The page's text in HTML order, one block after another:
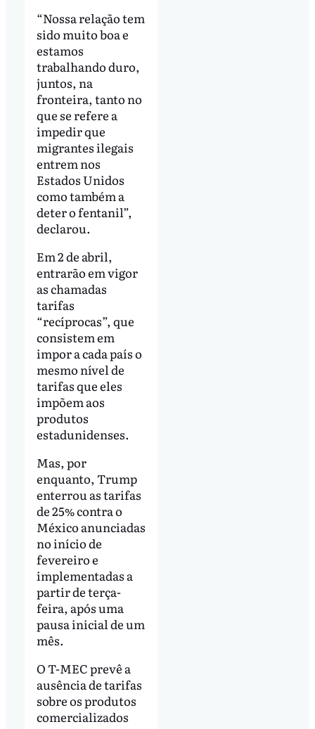
“Nossa relação tem
sido muito boa e
estamos
trabalhando duro,
juntos, na
fronteira, tanto no
que se refere a
impedir que
migrantes ilegais
entrem nos
Estados Unidos
como também a
deter o fentanil”,
declarou.
Em 2 de abril,
entrarão em vigor
as chamadas
tarifas
“recíprocas”, que
consistem em
impor a cada país o
mesmo nível de
tarifas que eles
impõem aos
produtos
estadunidenses.
Mas, por
enquanto, Trump
enterrou as tarifas
de 25% contra o
México anunciadas
no início de
fevereiro e
implementadas a
partir de terça-
feira, após uma
pausa inicial de um
mês.
O T-MEC prevê a
ausência de tarifas
sobre os produtos
comercializados